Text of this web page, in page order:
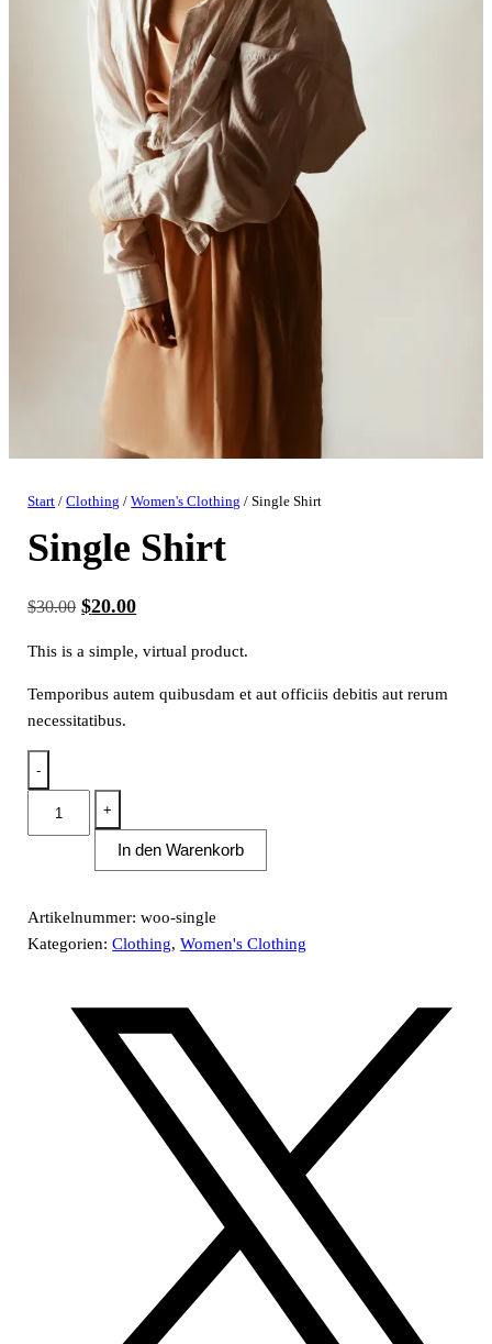
Start /Clothing /Women's Clothing / Single Shirt
Single Shirt
$30.00 Ursprünglicher
war:
$30.00
$20.00Aktueller
$20.00.
This is a simple, virtual product.
Temporibus autem quibusdam et aut officiis debitis aut rerum
necessitatibus.
-
+
In den Warenkorb
Artikelnummer:woo-single
Kategorien:Clothing,Women's Clothing